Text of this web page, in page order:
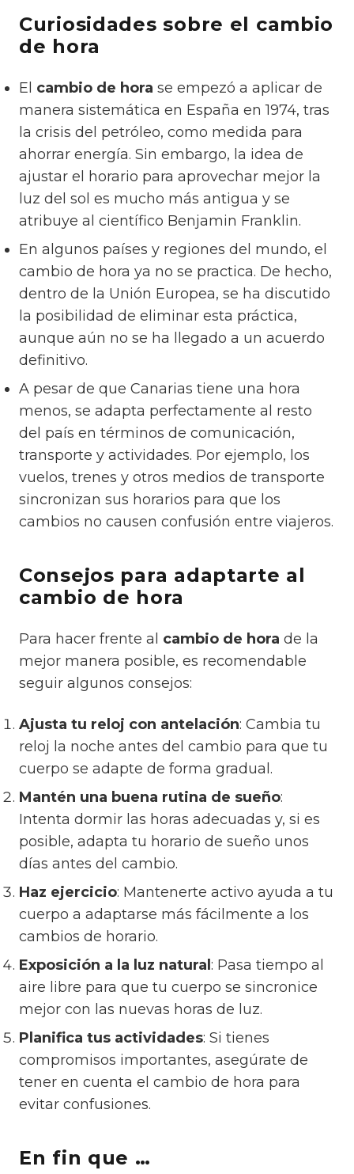
Curiosidades sobre el cambio
de hora
El cambio de hora se empezó a aplicar de
manera sistemática en España en 1974, tras
la crisis del petróleo, como medida para
ahorrar energía. Sin embargo, la idea de
ajustar el horario para aprovechar mejor la
luz del sol es mucho más antigua y se
atribuye al científico Benjamin Franklin.
En algunos países y regiones del mundo, el
cambio de hora ya no se practica. De hecho,
dentro de la Unión Europea, se ha discutido
la posibilidad de eliminar esta práctica,
aunque aún no se ha llegado a un acuerdo
definitivo.
A pesar de que Canarias tiene una hora
menos, se adapta perfectamente al resto
del país en términos de comunicación,
transporte y actividades. Por ejemplo, los
vuelos, trenes y otros medios de transporte
sincronizan sus horarios para que los
cambios no causen confusión entre viajeros.
Consejos para adaptarte al
cambio de hora
Para hacer frente al cambio de hora de la
mejor manera posible, es recomendable
seguir algunos consejos:
Ajusta tu reloj con antelación: Cambia tu
reloj la noche antes del cambio para que tu
cuerpo se adapte de forma gradual.
Mantén una buena rutina de sueño:
Intenta dormir las horas adecuadas y, si es
posible, adapta tu horario de sueño unos
días antes del cambio.
Haz ejercicio: Mantenerte activo ayuda a tu
cuerpo a adaptarse más fácilmente a los
cambios de horario.
Exposición a la luz natural : Pasa tiempo al
aire libre para que tu cuerpo se sincronice
mejor con las nuevas horas de luz.
Planifica tus actividades: Si tienes
compromisos importantes, asegúrate de
tener en cuenta el cambio de hora para
evitar confusiones.
En fin que …